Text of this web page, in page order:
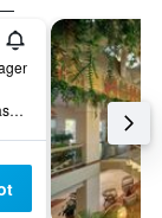
Avenida De Las Marismas No. 1, Caleta de Fuste, Fuerteventura, Spanien